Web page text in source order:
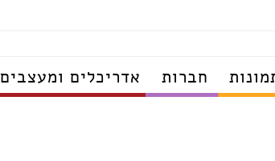
חברות אדריכלים ומעצבים